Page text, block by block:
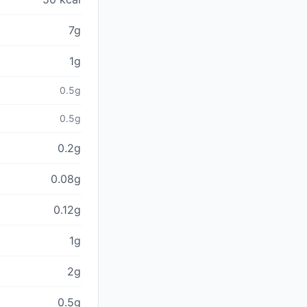
7g
1g
0.5g
0.5g
0.2g
0.08g
0.12g
1g
2g
0.5g